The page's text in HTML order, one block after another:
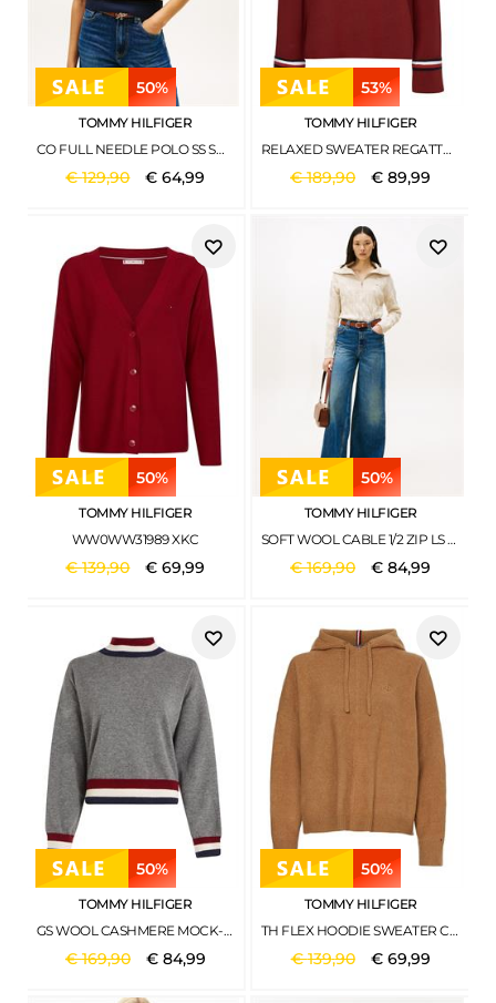
50%
TOMMY HILFIGER
CO FULL NEEDLE POLO SS SWT BIG STP CALICO-DARK N NAVY
€129,90 €64,99
53%
TOMMY HILFIGER
RELAXED SWEATER REGATTA RED
€189,90 €89,99
50%
TOMMY HILFIGER
WW0WW31989 XKC
€139,90 €69,99
50%
TOMMY HILFIGER
SOFT WOOL CABLE 1/2 ZIP LS SWT HEATHER OATMILK
€169,90 €84,99
50%
TOMMY HILFIGER
GS WOOL CASHMERE MOCK-NK SWT MED HEATHER GREY
€169,90 € 84,99
50%
TOMMY HILFIGER
TH FLEX HOODIE SWEATER COUNTRYSIDE KHAKI
€139,90 € 69,99